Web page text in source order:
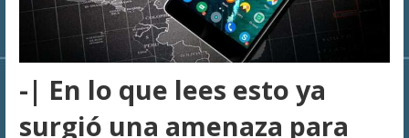
-| En lo que lees esto ya
surgió una amenaza para